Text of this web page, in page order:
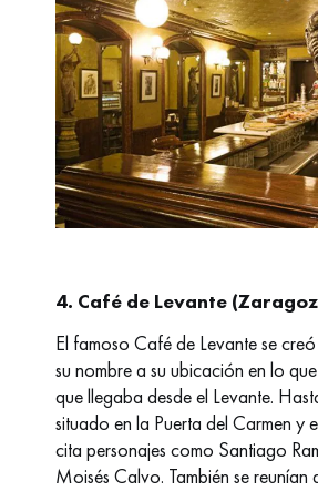
4. Café de Levante
El famosoCafé de Levantese
su nombre a su ubicación en lo
que llegaba desde el Levante.
situado en la Puerta del Carmen y
cita personajes como Santiago
Moisés Calvo. También se reunían